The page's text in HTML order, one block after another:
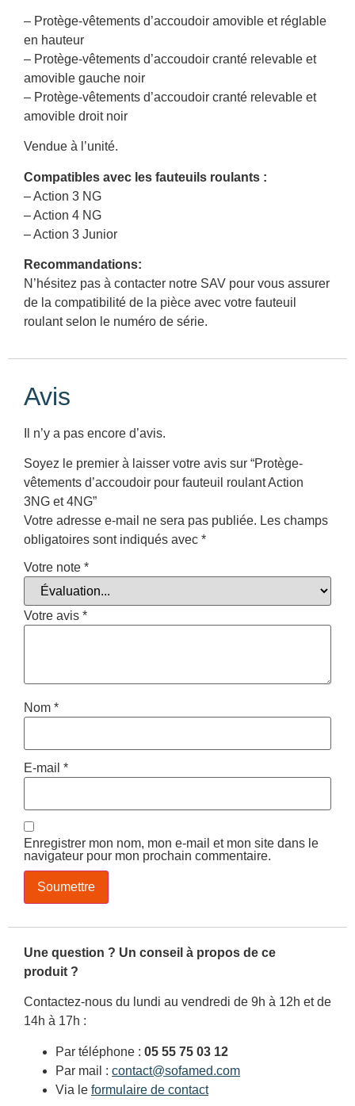
– Protège-vêtements d’accoudoir amovible et réglable
en hauteur
– Protège-vêtements d’accoudoir cranté relevable et
amovible gauche noir
– Protège-vêtements d’accoudoir cranté relevable et
amovible droit noir
Vendue à l’unité.
Compatibles avec les fauteuils roulants :
– Action 3 NG
– Action 4 NG
– Action 3 Junior
Recommandations:
N’hésitez pas à contacter notre SAV pour vous assurer
de la compatibilité de la pièce avec votre fauteuil
roulant selon le numéro de série.
Avis
Il n’y a pas encore d’avis.
Soyez le premier à laisser votre avis sur “Protège-
vêtements d’accoudoir pour fauteuil roulant Action
3NG et 4NG”
Votre adresse e-mail ne sera pas publiée. Les champs
obligatoires sont indiqués avec *
Votre note *
Votre avis *
Nom *
E-mail *
Enregistrer mon nom, mon e-mail et mon site dans le
navigateur pour mon prochain commentaire.
Une question ? Un conseil à propos de ce
produit ?
Contactez-nous du lundi au vendredi de 9h à 12h et de
14h à 17h :
Par téléphone : 05 55 75 03 12
Par mail : contact@sofamed.com
Via le formulaire de contact